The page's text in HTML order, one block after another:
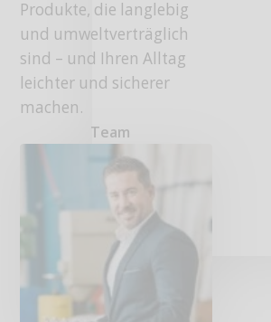
Produkte, die langlebig
und umweltverträglich
sind – und Ihren Alltag
leichter und sicherer
machen.
Team